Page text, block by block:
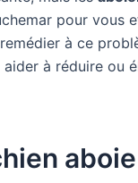
pour vous
à ce
à réduire ou
aboie